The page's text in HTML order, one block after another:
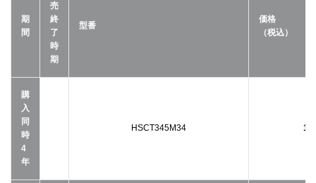
期
間
売
終
了
時
期
型番
価格
（税込）
購
入
同
時
4
年
HSCT345M34